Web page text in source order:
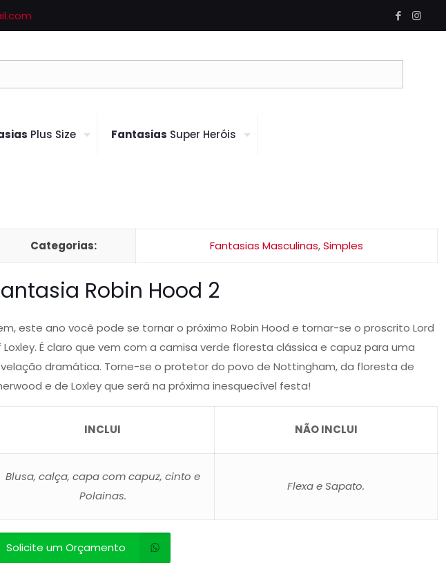
Plus Size Fantasias Super Heróis
Categorias: Fantasias Masculinas,Simples
Robin Hood 2
este ano você pode se tornar o próximo Robin Hood e tornar-se o proscrito Lord
Loxley. É claro que vem com a camisa verde floresta clássica e capuz para uma
dramática. Torne-se o protetor do povo de Nottingham, da floresta de
e de Loxley que será na próxima inesquecível festa!
INCLUI NÃO INCLUI
Blusa, calça, capa com capuz, cinto e
Polainas.
Flexa e Sapato.
Solicite um Orçamento